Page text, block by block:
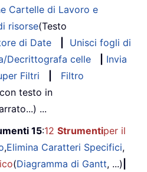
Cartelle di Lavoro e
risorse(Testo
di Date
Unisci fogli di
Decrittografa celle
Invia
Filtri
Filtro
testo in
...
15:12 Strumentiper il
,Elimina Caratteri Specifici,
(Diagramma di Gantt, ...)